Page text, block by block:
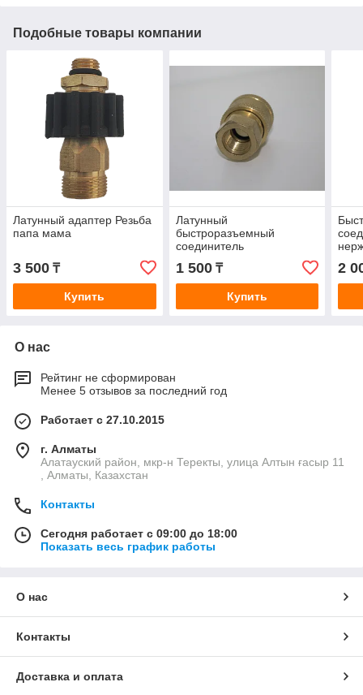
Подобные товары компании
Латунный адаптер Резьба
папа мама
3 500 ₸
Купить
Латунный
быстроразъемный
соединитель
1 500₸
Купить
2
О нас
Рейтинг не сформирован
Менее 5 отзывов за последний год
Работает с 27.10.2015
г. Алматы
Алатауский район, мкр-н Теректы, улица Алтын ғасыр 11
, Алматы, Казахстан
Контакты
Сегодня работает с 09:00 до 18:00
Показать весь график работы
О нас
Контакты
Доставка и оплата